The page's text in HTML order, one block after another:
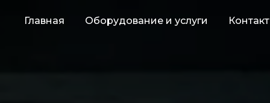
Главная Оборудование и услуги